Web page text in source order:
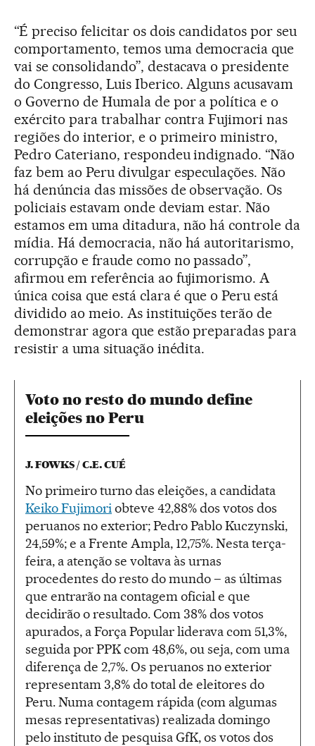
“É preciso felicitar os dois candidatos por seu
comportamento, temos uma democracia que
vai se consolidando”, destacava o presidente
do Congresso, Luis Iberico. Alguns acusavam
o Governo de Humala de por a política e o
exército para trabalhar contra Fujimori nas
regiões do interior, e o primeiro ministro,
Pedro Cateriano, respondeu indignado. “Não
faz bem ao Peru divulgar especulações. Não
há denúncia das missões de observação. Os
policiais estavam onde deviam estar. Não
estamos em uma ditadura, não há controle da
mídia. Há democracia, não há autoritarismo,
corrupção e fraude como no passado”,
afirmou em referência ao fujimorismo. A
única coisa que está clara é que o Peru está
dividido ao meio. As instituições terão de
demonstrar agora que estão preparadas para
resistir a uma situação inédita.
Voto no resto do mundo define
eleições no Peru
J. FOWKS / C.E. CUÉ
No primeiro turno das eleições, a candidata
Keiko Fujimoriobteve 42,88% dos votos dos
peruanos no exterior; Pedro Pablo Kuczynski,
24,59%; e a Frente Ampla, 12,75%. Nesta terça-
feira, a atenção se voltava às urnas
procedentes do resto do mundo – as últimas
que entrarão na contagem oficial e que
decidirão o resultado. Com 38% dos votos
apurados, a Força Popular liderava com 51,3%,
seguida por PPK com 48,6%, ou seja, com uma
diferença de 2,7%. Os peruanos no exterior
representam 3,8% do total de eleitores do
Peru. Numa contagem rápida (com algumas
mesas representativas) realizada domingo
pelo instituto de pesquisa GfK, os votos dos